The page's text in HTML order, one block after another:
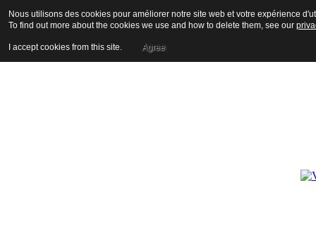
Nous utilisons des cookies pour améliorer notre site web et votre expérience
To find out more about the cookies we use and how to delete them, see our
I accept cookies from this site. Agree